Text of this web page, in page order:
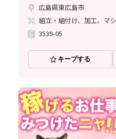
広島県東広島市
3539-05
キープする